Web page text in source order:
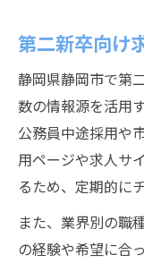
第二新卒向け
静岡県静岡市で第
数の情報源を活用
公務員中途採用や
用ページや求人サ
るため、定期的に
また、業界別の職
の経験や希望に合